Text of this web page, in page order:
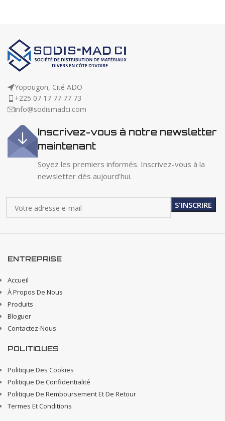
Yopougon, Cité ADO
+225 07 17 77 77 73
info@sodismadci.com
Inscrivez-vous à notre newsletter
maintenant
Soyez les premiers informés. Inscrivez-vous à la
newsletter dès aujourd'hui.
ENTREPRISE
Accueil
À Propos De Nous
Produits
Bloguer
Contactez-Nous
POLITIQUES
Politique Des Cookies
Politique De Confidentialité
Politique De Remboursement Et De Retour
Termes Et Conditions